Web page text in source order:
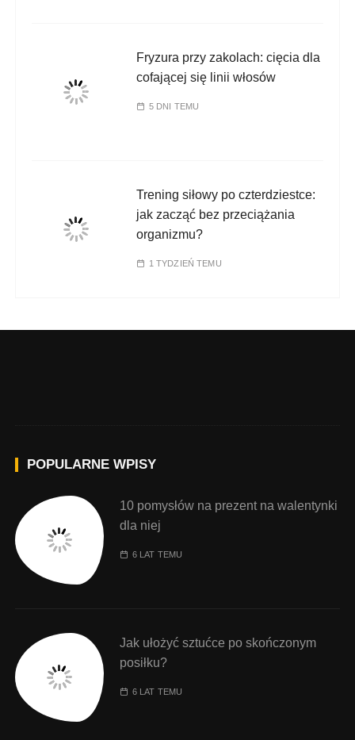
Fryzura przy zakolach: cięcia dla
cofającej się linii włosów
5 DNI TEMU
Trening siłowy po czterdziestce:
jak zacząć bez przeciążania
organizmu?
1 TYDZIEŃ TEMU
POPULARNE WPISY
10 pomysłów na prezent na walentynki
dla niej
6 LAT TEMU
Jak ułożyć sztućce po skończonym
posiłku?
6 LAT TEMU